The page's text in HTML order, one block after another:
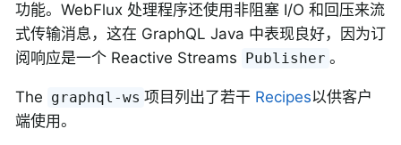
功能。WebFlux 处理程序还使用非阻塞 I/O 和回压来流
式传输消息，这在 GraphQL Java 中表现良好，因为订
阅响应是一个 Reactive Streams
Publisher 。
The graphql-ws 项目列出了若干 Recipes以供客户
端使用。